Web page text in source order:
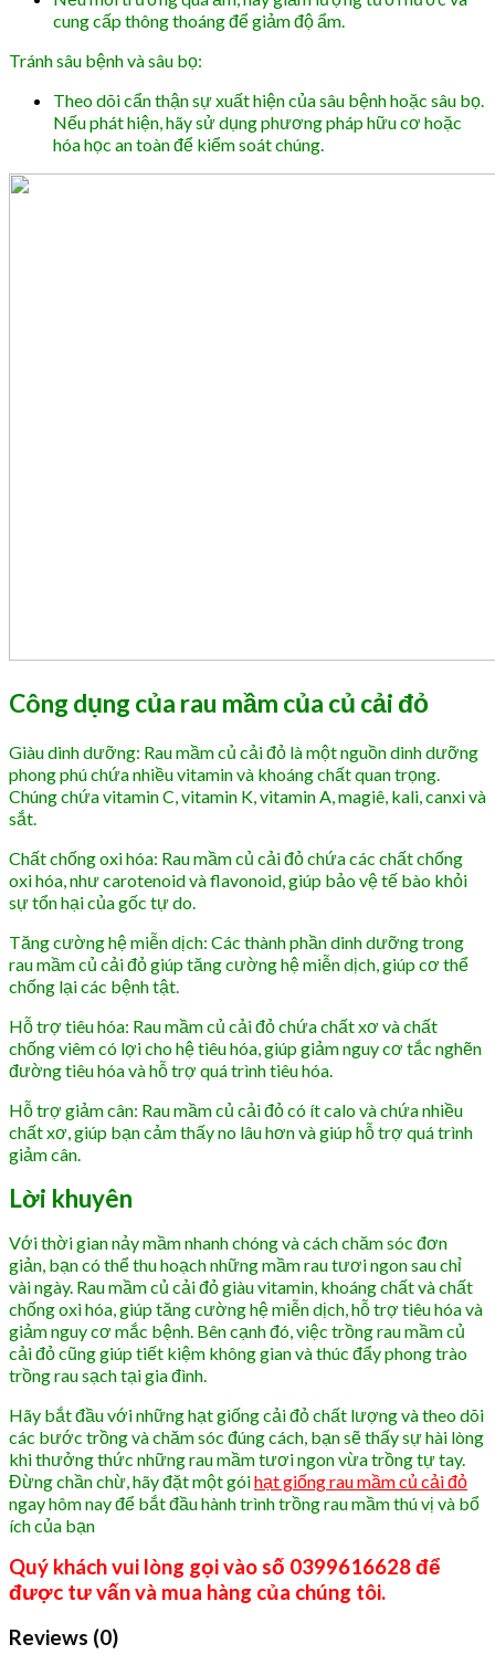
cung cấp thông thoáng để giảm độ ẩm.
Tránh sâu bệnh và sâu bọ:
Theo dõi cẩn thận sự xuất hiện của sâu bệnh hoặc sâu bọ.
Nếu phát hiện, hãy sử dụng phương pháp hữu cơ hoặc
hóa học an toàn để kiểm soát chúng.
Công dụng của rau mầm của củ cải đỏ
Giàu dinh dưỡng: Rau mầm củ cải đỏ là một nguồn dinh dưỡng
phong phú chứa nhiều vitamin và khoáng chất quan trọng.
Chúng chứa vitamin C, vitamin K, vitamin A, magiê, kali, canxi và
sắt.
Chất chống oxi hóa: Rau mầm củ cải đỏ chứa các chất chống
oxi hóa, như carotenoid và flavonoid, giúp bảo vệ tế bào khỏi
sự tổn hại của gốc tự do.
Tăng cường hệ miễn dịch: Các thành phần dinh dưỡng trong
rau mầm củ cải đỏ giúp tăng cường hệ miễn dịch, giúp cơ thể
chống lại các bệnh tật.
Hỗ trợ tiêu hóa: Rau mầm củ cải đỏ chứa chất xơ và chất
chống viêm có lợi cho hệ tiêu hóa, giúp giảm nguy cơ tắc nghẽn
đường tiêu hóa và hỗ trợ quá trình tiêu hóa.
Hỗ trợ giảm cân: Rau mầm củ cải đỏ có ít calo và chứa nhiều
chất xơ, giúp bạn cảm thấy no lâu hơn và giúp hỗ trợ quá trình
giảm cân.
Lời khuyên
Với thời gian nảy mầm nhanh chóng và cách chăm sóc đơn
giản, bạn có thể thu hoạch những mầm rau tươi ngon sau chỉ
vài ngày. Rau mầm củ cải đỏ giàu vitamin, khoáng chất và chất
chống oxi hóa, giúp tăng cường hệ miễn dịch, hỗ trợ tiêu hóa và
giảm nguy cơ mắc bệnh. Bên cạnh đó, việc trồng rau mầm củ
cải đỏ cũng giúp tiết kiệm không gian và thúc đẩy phong trào
trồng rau sạch tại gia đình.
Hãy bắt đầu với những hạt giống cải đỏ chất lượng và theo dõi
các bước trồng và chăm sóc đúng cách, bạn sẽ thấy sự hài lòng
khi thưởng thức những rau mầm tươi ngon vừa trồng tự tay.
Đừng chần chừ, hãy đặt một góihạt giống rau mầm củ cải đỏ
ngay hôm nay để bắt đầu hành trình trồng rau mầm thú vị và bổ
ích của bạn
Quý khách vui lòng gọi vào số 0399616628 để
được tư vấn và mua hàng của chúng tôi.
Reviews (0)